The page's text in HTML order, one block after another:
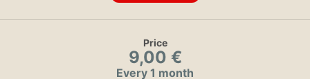
Price
9,00 €
Every 1 month